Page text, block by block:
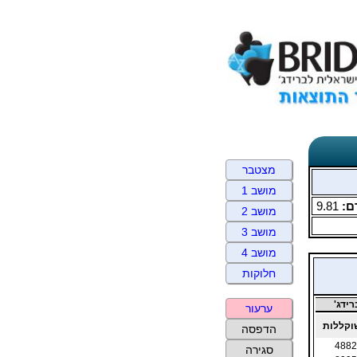
9.81
4882
מצטבר
מושב 1
מושב 2
מושב 3
מושב 4
חלוקות
ערעור
הדפסה
סגירה